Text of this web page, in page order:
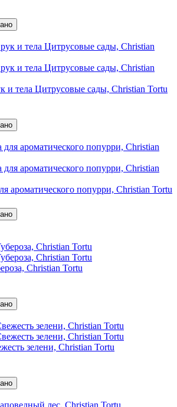
и тела Цитрусовые сады, Christian Tortu
ароматического попурри, Christian Tortu
Christian Tortu
зелени, Christian Tortu